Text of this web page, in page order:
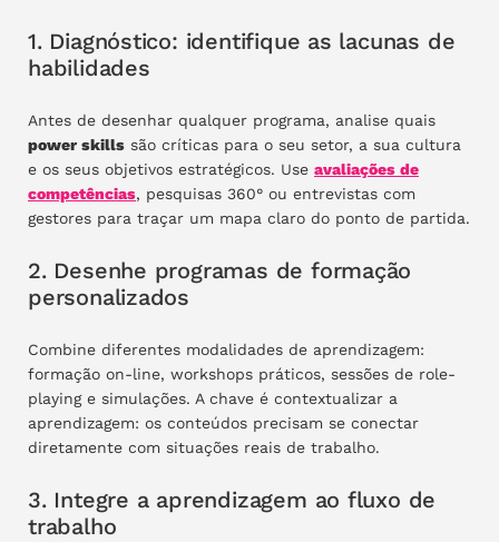
1. Diagnóstico: identifique as lacunas de
habilidades
Antes de desenhar qualquer programa, analise quais
power skills são críticas para o seu setor, a sua cultura
e os seus objetivos estratégicos. Use avaliações de
competências, pesquisas 360° ou entrevistas com
gestores para traçar um mapa claro do ponto de partida.
2. Desenhe programas de formação
personalizados
Combine diferentes modalidades de aprendizagem:
formação on-line, workshops práticos, sessões de role-
playing e simulações. A chave é contextualizar a
aprendizagem: os conteúdos precisam se conectar
diretamente com situações reais de trabalho.
3. Integre a aprendizagem ao fluxo de
trabalho